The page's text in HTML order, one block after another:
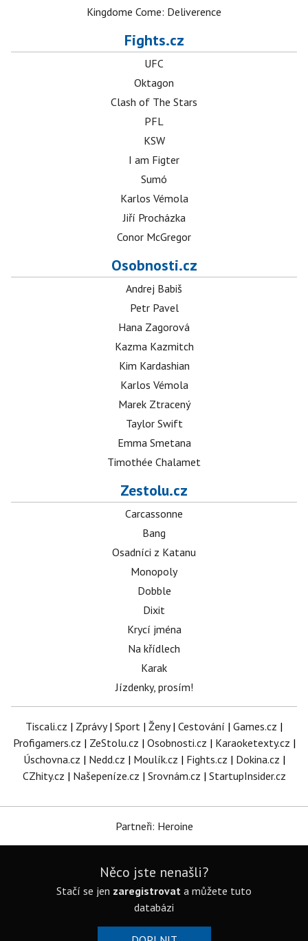
Kingdome Come: Deliverence
Fights.cz
UFC
Oktagon
Clash of The Stars
PFL
KSW
I am Figter
Sumó
Karlos Vémola
Jiří Procházka
Conor McGregor
Osobnosti.cz
Andrej Babiš
Petr Pavel
Hana Zagorová
Kazma Kazmitch
Kim Kardashian
Karlos Vémola
Marek Ztracený
Taylor Swift
Emma Smetana
Timothée Chalamet
Zestolu.cz
Carcassonne
Bang
Osadníci z Katanu
Monopoly
Dobble
Dixit
Krycí jména
Na křídlech
Karak
Jízdenky, prosím!
Tiscali.cz | Zprávy| Sport | Ženy| Cestování | Games.cz |
Profigamers.cz | ZeStolu.cz | Osobnosti.cz | Karaoketexty.cz |
Úschovna.cz | Nedd.cz | Moulík.cz | Fights.cz | Dokina.cz |
CZhity.cz | Našepeníze.cz | Srovnám.cz | StartupInsider.cz
Partneři: Heroine
Něco jste nenašli?
Stačí se jen zaregistrovat a můžete tuto
databázi